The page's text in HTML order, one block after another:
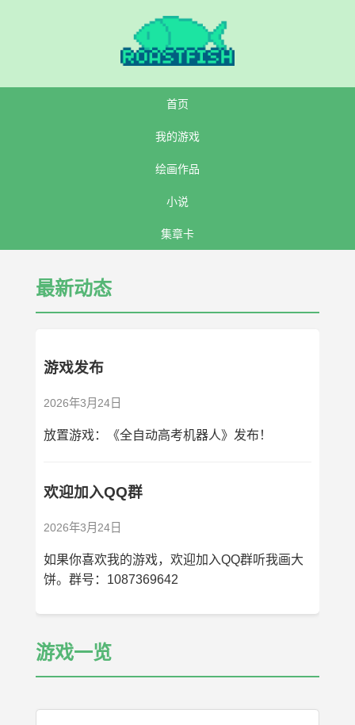
首页
我的游戏
绘画作品
小说
集章卡
最新动态
游戏发布
2026年3月24日
放置游戏：《全自动高考机器人》发布！
欢迎加入QQ群
2026年3月24日
如果你喜欢我的游戏，欢迎加入QQ群听我画大
饼。群号：1087369642
游戏一览